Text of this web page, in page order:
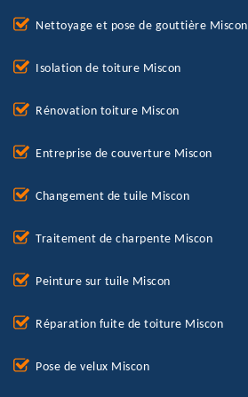
Nettoyage et pose de gouttière Miscon
Isolation de toiture Miscon
Rénovation toiture Miscon
Entreprise de couverture Miscon
Changement de tuile Miscon
Traitement de charpente Miscon
Peinture sur tuile Miscon
Réparation fuite de toiture Miscon
Pose de velux Miscon